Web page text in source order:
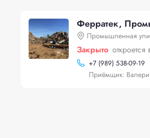
Ферратек,
Промышленная
Закрыто
+7 (989) 538-09-19
Приёмщик: